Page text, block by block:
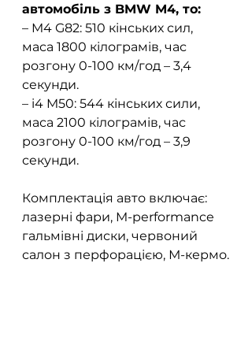
автомобіль з BMW M4, то:
– M4 G82: 510 кінських сил,
маса 1800 кілограмів, час
розгону 0-100 км/год – 3,4
секунди.
– i4 M50: 544 кінських сили,
маса 2100 кілограмів, час
розгону 0-100 км/год – 3,9
секунди.
Комплектація авто включає:
лазерні фари, M-performance
гальмівні диски, червоний
салон з перфорацією, М-кермо.